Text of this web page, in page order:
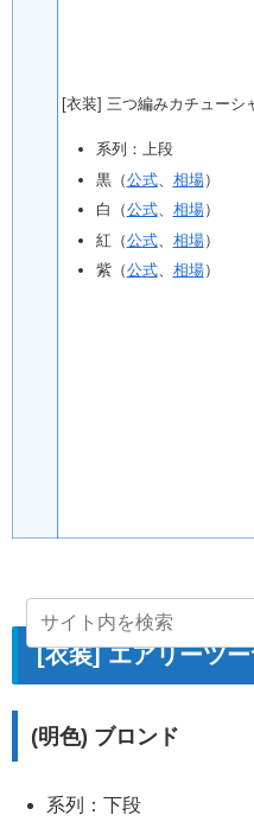
[衣装] 三つ編みカチューシ
系列：上段
黒（公式、 相場）
白（公式、 相場）
紅（公式、 相場）
紫（公式、 相場）
[衣装] エアリーツ
(明色) ブロンド
系列：下段